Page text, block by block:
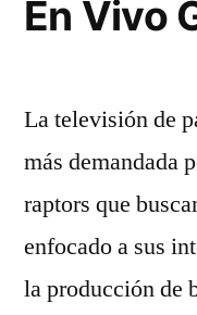
En Vivo
La televisión de
más demandada
raptors que
enfocado a sus
la producción de